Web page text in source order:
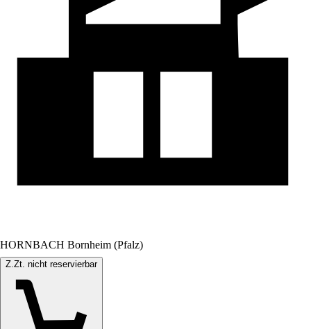
HORNBACH Bornheim (Pfalz)
Z.Zt. nicht reservierbar